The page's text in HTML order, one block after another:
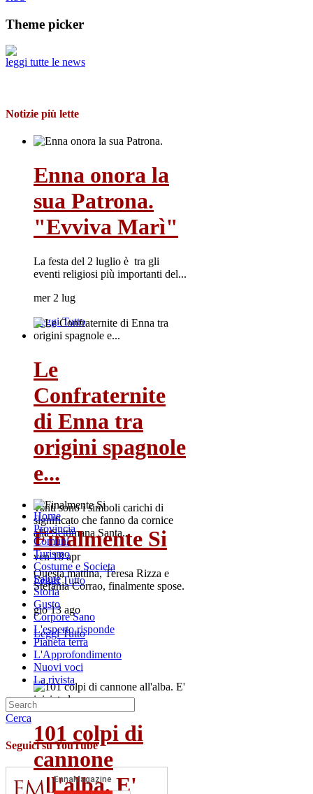
Theme picker
leggi tutte le news
Notizie più lette
Enna onora la
sua Patrona.
"Evviva Marì"
La festa del 2 luglio è tra gli
eventi religiosi più importanti del...
mer 2 lug
Leggi Tutto
Le
Confraternite
di Enna tra
origini spagnole
e...
Tanti sono i simboli carichi di
significato che fanno da cornice
alla Settimana Santa...
ven 18 apr
Leggi Tutto
Finalmente Si
Questa mattina, Teresa Rizza e
Stefania Corrao, finalmente spose.
gio 13 ago
Leggi Tutto
101 colpi di
cannone
all'alba. E'
Home
Provincia
Comuni
Turismo
Costume e Societa
Salute
Storia
Gusto
Corpore Sano
L'esperto risponde
Pianeta terra
L'Approfondimento
Nuovi voci
La rivista
Cerca
Seguici su YouTube